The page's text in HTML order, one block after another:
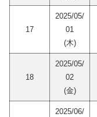
17
2025/05/
01
(木)
18
2025/05/
02
(金)
2025/06/